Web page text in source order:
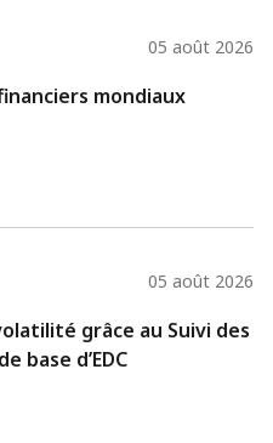
05 août 2026
mondiaux
05 août 2026
grâce au Suivi des
base d’EDC